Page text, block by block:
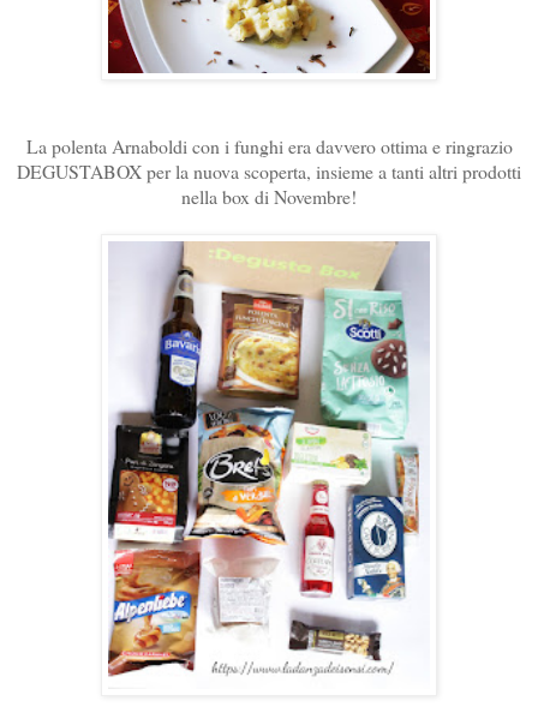
La polenta Arnaboldi con i funghi era davvero ottima e ringrazio
DEGUSTABOX per la nuova scoperta, insieme a tanti altri prodotti
nella box di Novembre!